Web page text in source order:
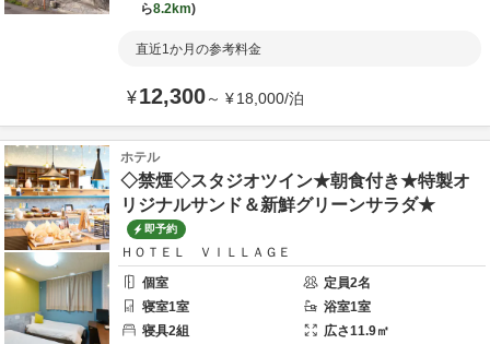
ら8.2km
直近1か月の参考料金
¥12,300～ ¥18,000/泊
ホテル
◇禁煙◇スタジオツイン★朝食付き★特製オ
リジナルサンド＆新鮮グリーンサラダ★
即予約
ＨＯＴＥＬ ＶＩＬＬＡＧＥ
個室
定員2名
寝室1室 浴室1室
寝具2組 広さ11.9㎡